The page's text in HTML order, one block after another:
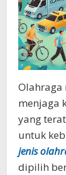
Olahraga
menjaga
yang
untuk
jenis
dipilih